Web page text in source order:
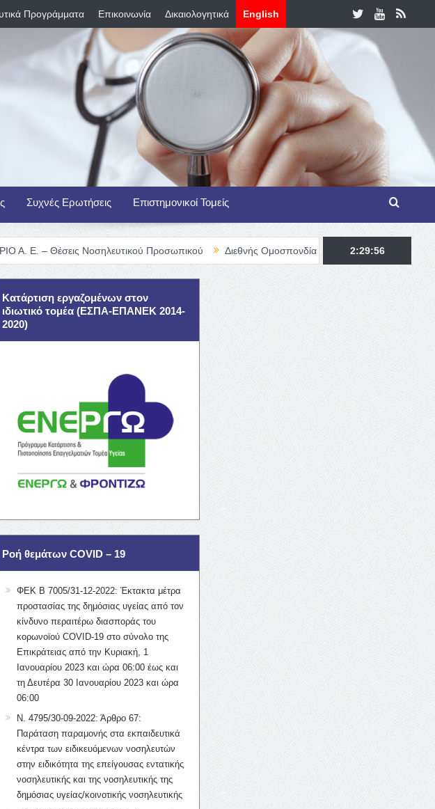
Προγράμματα Επικοινωνία Δικαιολογητικά English
Συχνές Ερωτήσεις Επιστημονικοί Τομείς
Νοσηλευτικού Προσωπικού Διεθνής Ομοσπονδία Θαλασσαιμίας – TIF Fellowship
2:29:57
Κατάρτιση εργαζομένων στον
ιδιωτικό τομέα (ΕΣΠΑ-ΕΠΑΝΕΚ 2014-
2020)
Ροή θεμάτων COVID – 19
ΦΕΚ Β 7005/31-12-2022: Έκτακτα μέτρα
προστασίας της δημόσιας υγείας από τον
κίνδυνο περαιτέρω διασποράς του
κορωνοϊού COVID-19 στο σύνολο της
Επικράτειας από την Κυριακή, 1
Ιανουαρίου 2023 και ώρα 06:00 έως και
τη Δευτέρα 30 Ιανουαρίου 2023 και ώρα
06:00
Ν. 4795/30-09-2022: Άρθρο 67:
Παράταση παραμονής στα εκπαιδευτικά
κέντρα των ειδικευόμενων νοσηλευτών
στην ειδικότητα της επείγουσας εντατικής
νοσηλευτικής και της νοσηλευτικής της
δημόσιας υγείας/κοινοτικής νοσηλευτικής